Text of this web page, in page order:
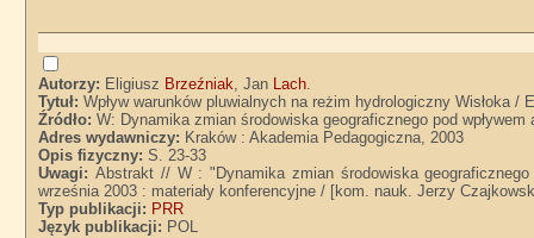
Autorzy: Eligiusz Brzeźniak, Jan Lach.
Tytuł:Wpływ warunków pluwialnych na reżim hydrologiczny Wisłoka /
Źródło:W: Dynamika zmian środowiska geograficznego pod
Adres wydawniczy: Kraków : Akademia Pedagogiczna, 2003
Opis fizyczny:S. 23-33
Uwagi:Abstrakt // W : "Dynamika zmian środowiska
września 2003 : materiały konferencyjne / [kom. nauk. Jerzy
Typ publikacji: PRR
Język publikacji: POL